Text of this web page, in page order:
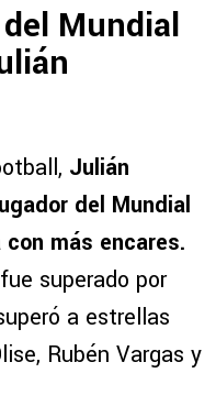
Mundial
Julián
del Mundial
más encares.
superado por
a estrellas
Rubén Vargas y